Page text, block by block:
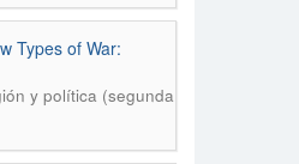
Types of War:
y política (segunda